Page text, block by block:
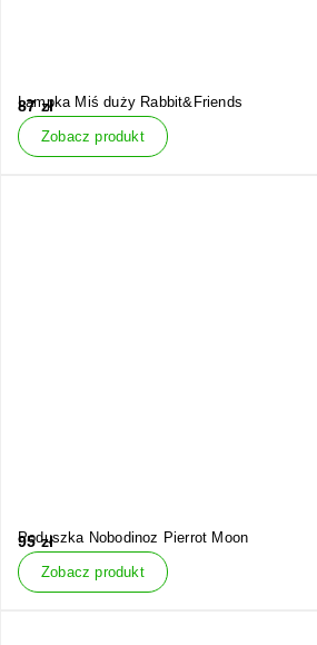
Lampka Miś duży Rabbit&Friends
87zł
Zobacz produkt
Poduszka Nobodinoz Pierrot Moon
95zł
Zobacz produkt